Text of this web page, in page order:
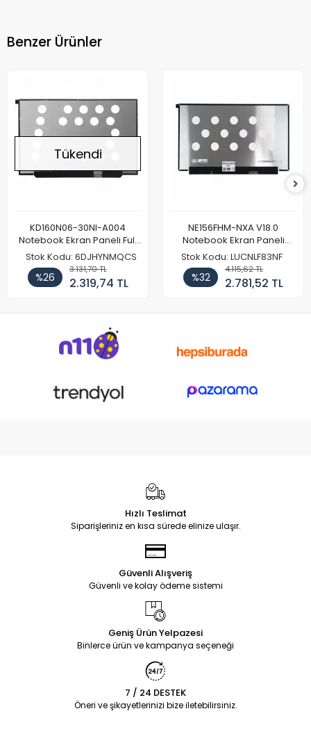
Benzer Ürünler
Tükendi
KD160N06-30NI-A004
Notebook Ekran Paneli Full
HD
Stok Kodu: 6DJHYNMQCS
%26
3.131,70 TL
2.319,74 TL
NE156FHM-NXA V18.0
Notebook Ekran Paneli
144Hz
Stok Kodu: LUCNLF83NF
%32
4.115,62 TL
2.781,52 TL
Hızlı Teslimat
Siparişleriniz en kısa sürede elinize ulaşır.
Güvenli Alışveriş
Güvenli ve kolay ödeme sistemi
Geniş Ürün Yelpazesi
Binlerce ürün ve kampanya seçeneği
7 / 24 DESTEK
Öneri ve şikayetlerinizi bize iletebilirsiniz.